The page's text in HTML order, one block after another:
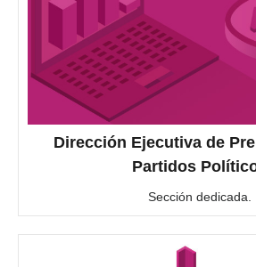
Dirección Ejecutiva de
Partidos
Sección dedicada.